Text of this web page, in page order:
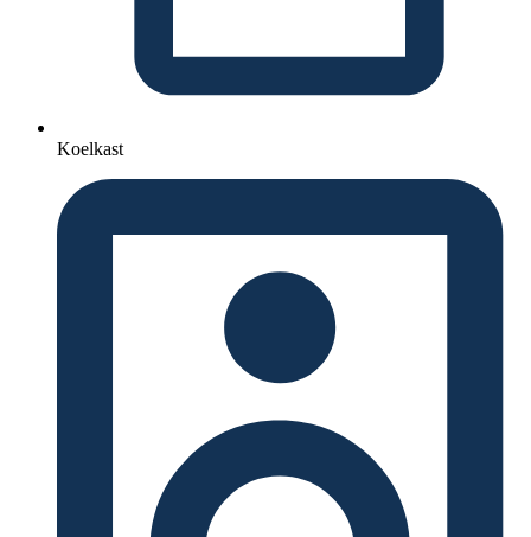
Koelkast